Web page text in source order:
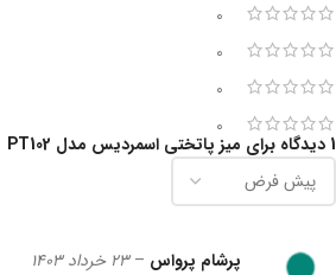
0
0
0
0
1 دیدگاه برای میز پاتختی اسمردیس مدل PT102
پرشام پرواس – 23 خرداد 1403